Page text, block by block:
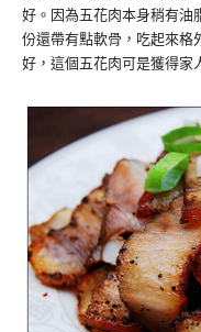
好。因為五花肉本身稍有油
份還帶有點軟骨，吃起來格
好，這個五花肉可是獲得家